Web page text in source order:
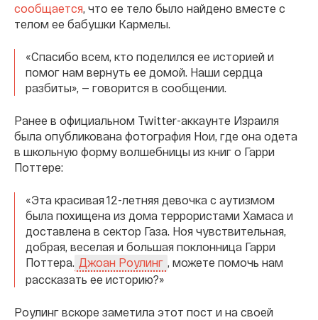
сообщается , что ее тело было найдено вместе с
телом ее бабушки Кармелы.
«Спасибо всем, кто поделился ее историей и
помог нам вернуть ее домой. Наши сердца
разбиты», — говорится в сообщении.
Ранее в официальном Twitter-аккаунте Израиля
была опубликована фотография Нои, где она одета
в школьную форму волшебницы из книг о Гарри
Поттере:
«Эта красивая 12-летняя девочка с аутизмом
была похищена из дома террористами Хамаса и
доставлена в сектор Газа. Ноя чувствительная,
добрая, веселая и большая поклонница Гарри
Поттера. Джоан Роулинг
, можете помочь нам
рассказать ее историю?»
Роулинг вскоре заметила этот пост и на своей